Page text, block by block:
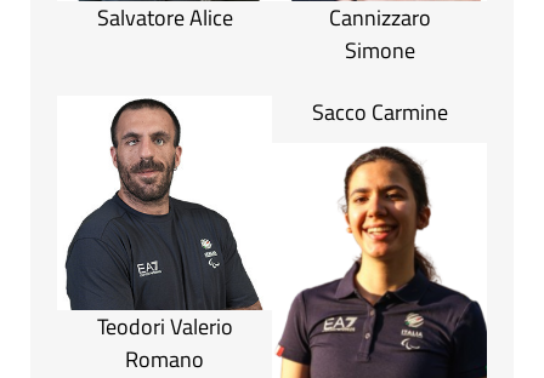
Salvatore Alice
Cannizzaro
Simone
Teodori Valerio
Romano
Sacco Carmine